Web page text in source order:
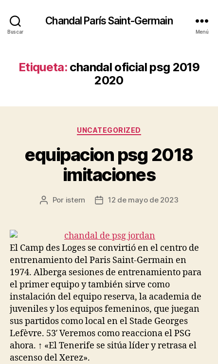
Buscar
Chandal París Saint-Germain
Menú
Etiqueta: chandal oficial psg 2019
2020
Categorías
UNCATEGORIZED
equipacion psg 2018
imitaciones
Autor
entrada
Por istern
Fecha
entrada
12 de mayo de 2023
El Camp des Loges se convirtió en el centro de
entrenamiento del Paris Saint-Germain en
1974. Alberga sesiones de entrenamiento para
el primer equipo y también sirve como
instalación del equipo reserva, la academia de
juveniles y los equipos femeninos, que juegan
sus partidos como local en el Stade Georges
Lefèvre. 53′ Veremos como reacciona el PSG
ahora. ↑ «El Tenerife se sitúa líder y retrasa el
ascenso del Xerez».